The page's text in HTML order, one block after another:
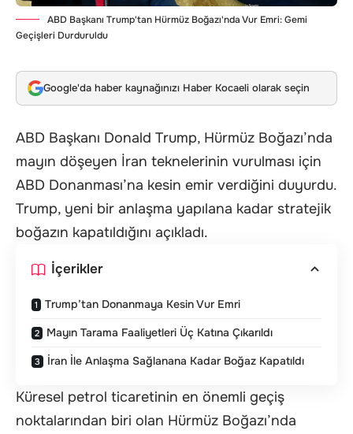
ABD Başkanı Trump'tan Hürmüz Boğazı'nda Vur Emri: Gemi
Geçişleri Durduruldu
Google'da haber kaynağınızı Haber Kocaeli olarak seçin
ABD Başkanı Donald Trump, Hürmüz Boğazı’nda
mayın döşeyen İran teknelerinin vurulması için
ABD Donanması’na kesin emir verdiğini duyurdu.
Trump, yeni bir anlaşma yapılana kadar stratejik
boğazın kapatıldığını açıkladı.
İçerikler
Trump’tan Donanmaya Kesin Vur Emri
Mayın Tarama Faaliyetleri Üç Katına Çıkarıldı
İran İle Anlaşma Sağlanana Kadar Boğaz Kapatıldı
Küresel petrol ticaretinin en önemli geçiş
noktalarından biri olan Hürmüz Boğazı’nda